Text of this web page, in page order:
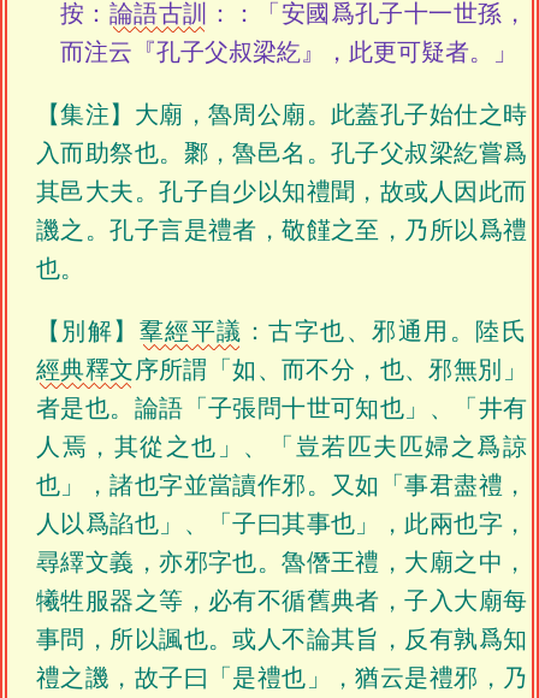
按： 論語古訓
：：「安國爲孔子十一世孫，
而注云『孔子父叔梁紇』，此更可疑者。」
【集注】大廟，魯周公廟。此蓋孔子始仕之時
入而助祭也。鄹，魯邑名。孔子父叔梁紇嘗爲
其邑大夫。孔子自少以知禮聞，故或人因此而
譏之。孔子言是禮者，敬饉之至，乃所以爲禮
也。
【別解】 羣經平議 ：古字也、邪通用。陸氏
經典釋文序所謂「如、而不分，也、邪無別」
者是也。論語「子張問十世可知也」、「井有
人焉，其從之也」、「豈若匹夫匹婦之爲諒
也」，諸也字並當讀作邪。又如「事君盡禮，
人以爲諂也」、「子曰其事也」，此兩也字，
尋繹文義，亦邪字也。魯僭王禮，大廟之中，
犧牲服器之等，必有不循舊典者，子入大廟每
事問，所以諷也。或人不論其旨，反有孰爲知
禮之譏，故子曰「是禮也」，猶云是禮邪，乃